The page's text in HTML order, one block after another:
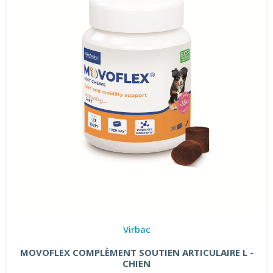
Virbac
MOVOFLEX COMPLÈMENT SOUTIEN ARTICULAIRE L -
CHIEN